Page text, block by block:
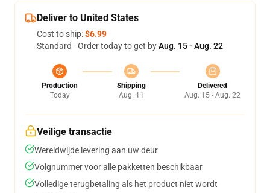
Deliver to United States
Cost to ship:$6.99
Standard - Order today to get byAug. 15 - Aug. 22
Production
Today
Shipping
Aug. 11
Delivered
Aug. 15 - Aug. 22
Veilige transactie
Wereldwijde levering aan uw deur
Volgnummer voor alle pakketten beschikbaar
Volledige terugbetaling als het product niet wordt